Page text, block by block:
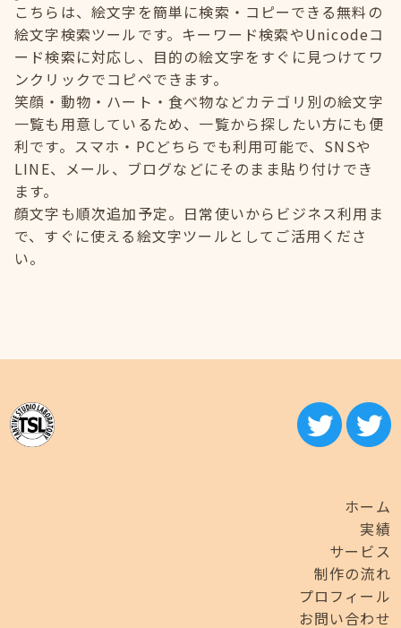
こちらは、絵文字を簡単に検索・コピーできる無料の
絵文字検索ツールです。キーワード検索やUnicodeコ
ード検索に対応し、目的の絵文字をすぐに見つけてワ
ンクリックでコピペできます。
笑顔・動物・ハート・食べ物などカテゴリ別の絵文字
一覧も用意しているため、一覧から探したい方にも便
利です。スマホ・PCどちらでも利用可能で、SNSや
LINE、メール、ブログなどにそのまま貼り付けでき
ます。
顔文字も順次追加予定。日常使いからビジネス利用ま
で、すぐに使える絵文字ツールとしてご活用くださ
い。
ホーム
実績
サービス
制作の流れ
プロフィール
お問い合わせ